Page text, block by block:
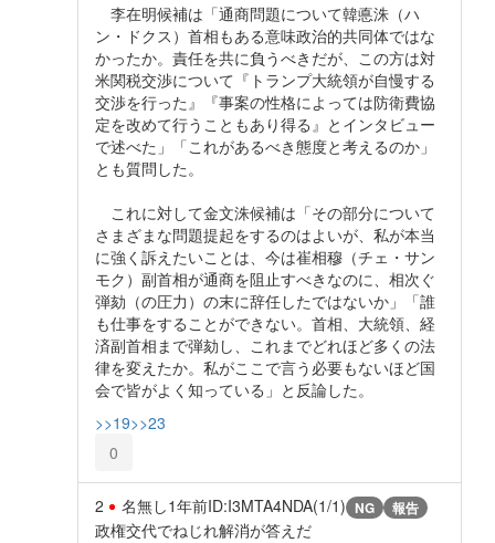
李在明候補は「通商問題について韓悳洙（ハ
ン・ドクス）首相もある意味政治的共同体ではな
かったか。責任を共に負うべきだが、この方は対
米関税交渉について『トランプ大統領が自慢する
交渉を行った』『事案の性格によっては防衛費協
定を改めて行うこともあり得る』とインタビュー
で述べた」「これがあるべき態度と考えるのか」
とも質問した。
これに対して金文洙候補は「その部分について
さまざまな問題提起をするのはよいが、私が本当
に強く訴えたいことは、今は崔相穆（チェ・サン
モク）副首相が通商を阻止すべきなのに、相次ぐ
弾劾（の圧力）の末に辞任したではないか」「誰
も仕事をすることができない。首相、大統領、経
済副首相まで弾劾し、これまでどれほど多くの法
律を変えたか。私がここで言う必要もないほど国
会で皆がよく知っている」と反論した。
>>19>>23
0
2 名無し1年前ID:I3MTA4NDA(1/1) NG 報告
政権交代でねじれ解消が答えだ